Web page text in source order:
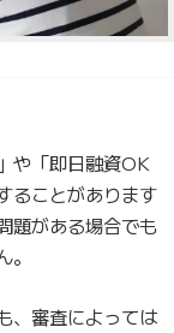
や「即日融資OK
ることがあります
題がある場合でも
、審査によっては